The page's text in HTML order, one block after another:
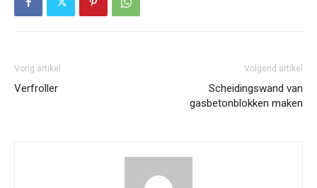
Vorig artikel
Verfroller
Volgend artikel
Scheidingswand van
gasbetonblokken maken